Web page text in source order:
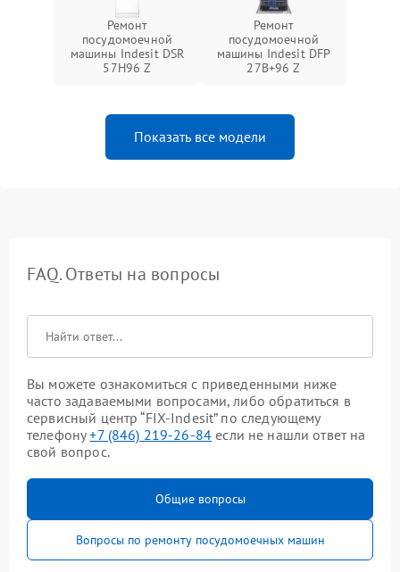
Ремонт
посудомоечной
машины Indesit DSR
57H96 Z
Ремонт
посудомоечной
машины Indesit DFP
27B+96 Z
Показать все модели
FAQ. Ответы на вопросы
Вы можете ознакомиться с приведенными ниже
часто задаваемыми вопросами, либо обратиться в
сервисный центр “FIX-Indesit” по следующему
телефону+7 (846) 219-26-84 если не нашли ответ на
свой вопрос.
Общие вопросы
Вопросы по ремонту посудомоечных машин